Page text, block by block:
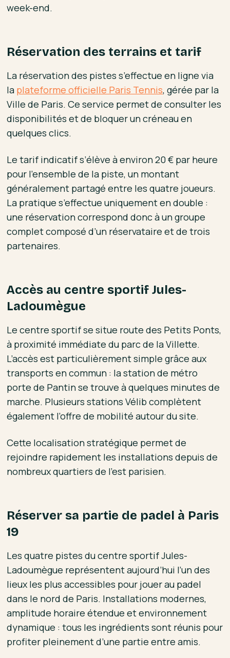
week-end.
Réservation des terrains et tarif
La réservation des pistes s’effectue en ligne via
la plateforme officielle Paris Tennis, gérée par la
Ville de Paris. Ce service permet de consulter les
disponibilités et de bloquer un créneau en
quelques clics.
Le tarif indicatif s’élève à environ 20 € par heure
pour l’ensemble de la piste, un montant
généralement partagé entre les quatre joueurs.
La pratique s’effectue uniquement en double :
une réservation correspond donc à un groupe
complet composé d’un réservataire et de trois
partenaires.
Accès au centre sportif Jules-
Ladoumègue
Le centre sportif se situe route des Petits Ponts,
à proximité immédiate du parc de la Villette.
L’accès est particulièrement simple grâce aux
transports en commun : la station de métro
porte de Pantin se trouve à quelques minutes de
marche. Plusieurs stations Vélib complètent
également l’offre de mobilité autour du site.
Cette localisation stratégique permet de
rejoindre rapidement les installations depuis de
nombreux quartiers de l’est parisien.
Réserver sa partie de padel à Paris
19
Les quatre pistes du centre sportif Jules-
Ladoumègue représentent aujourd’hui l’un des
lieux les plus accessibles pour jouer au padel
dans le nord de Paris. Installations modernes,
amplitude horaire étendue et environnement
dynamique : tous les ingrédients sont réunis pour
profiter pleinement d’une partie entre amis.